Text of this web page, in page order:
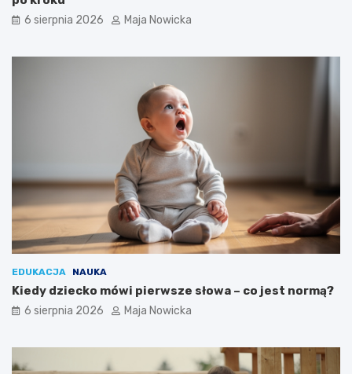
6 sierpnia 2026 Maja Nowicka
EDUKACJA NAUKA
Kiedy dziecko mówi pierwsze słowa – co jest normą?
6 sierpnia 2026 Maja Nowicka